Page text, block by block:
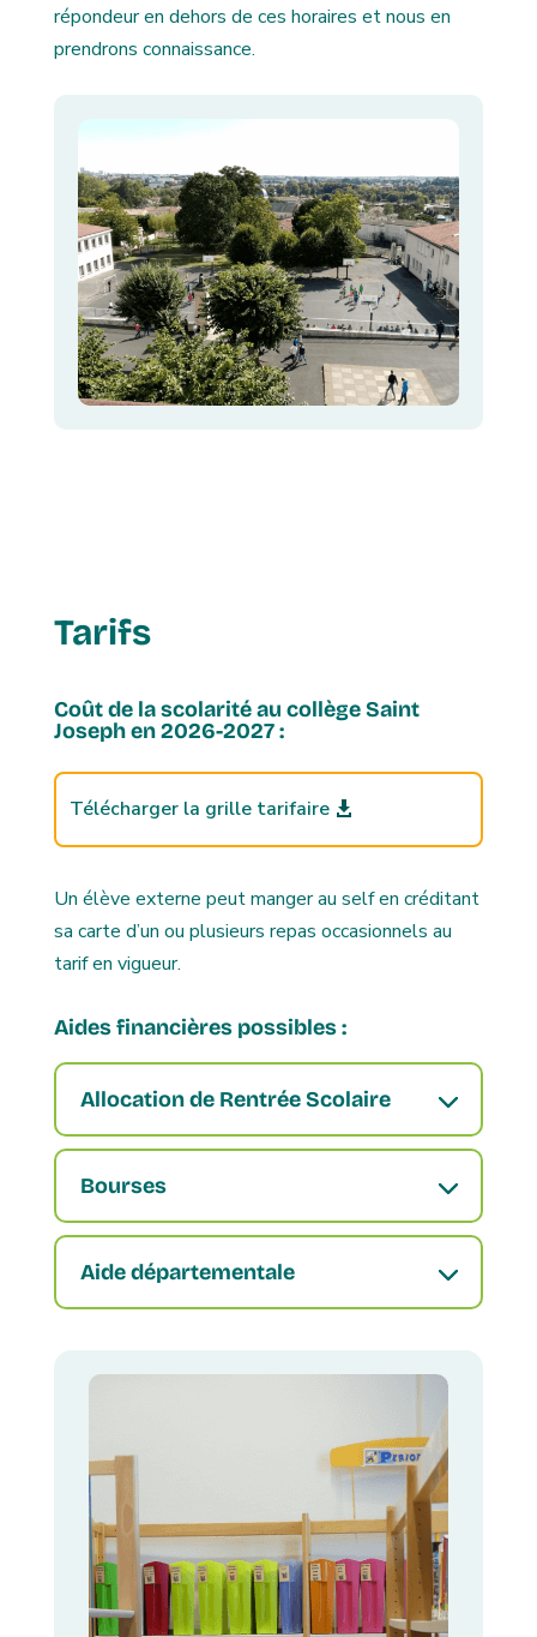
répondeur en dehors de ces horaires et nous en
prendrons connaissance.
Tarifs
Coût de la scolarité au collège Saint
Joseph en 2026-2027 :
Télécharger la grille tarifaire
Un élève externe peut manger au self en créditant
sa carte d’un ou plusieurs repas occasionnels au
tarif en vigueur.
Aides financières possibles :
Allocation de Rentrée Scolaire
Bourses
Aide départementale